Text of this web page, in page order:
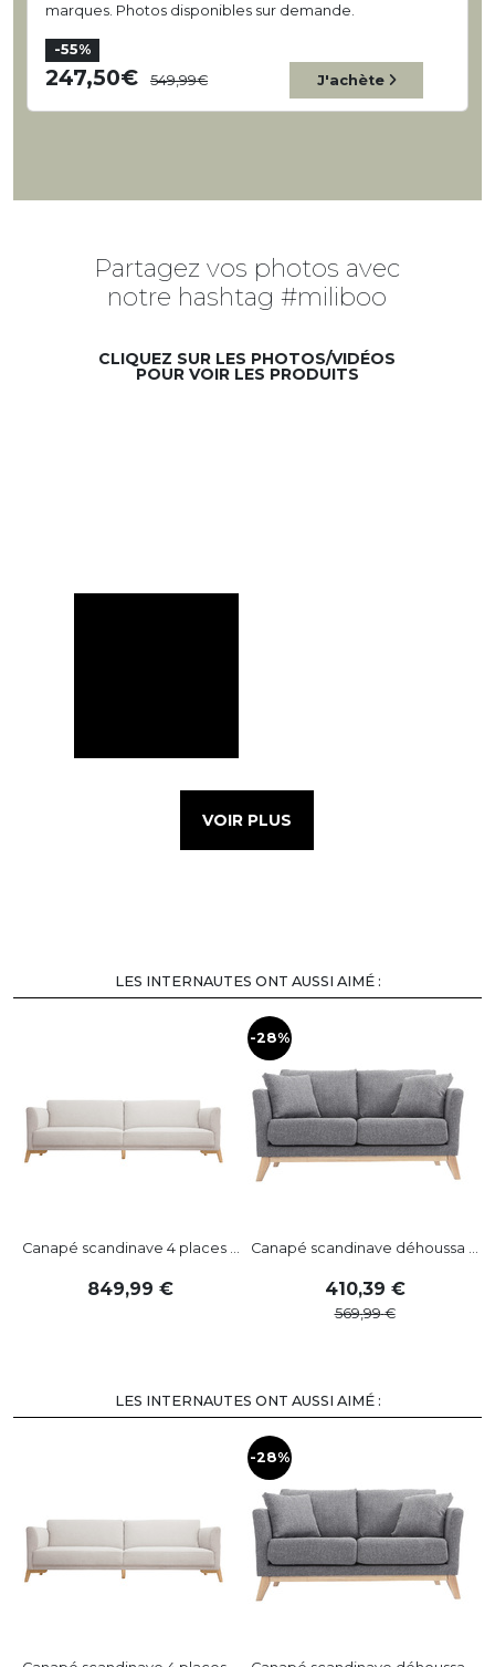
marques. Photos disponibles sur demande.
-55%
247,50 549,99 J'achète
Partagez vos photos avec
notre hashtag #miliboo
CLIQUEZ SUR LES PHOTOS/VIDÉOS
POUR VOIR LES PRODUITS
VOIR PLUS
LES INTERNAUTES ONT AUSSI AIMÉ :
Canapé scandinave 4 places ...
849,99
-28%
Canapé scandinave déhoussa ...
410,39
569,99
LES INTERNAUTES ONT AUSSI AIMÉ :
-28%